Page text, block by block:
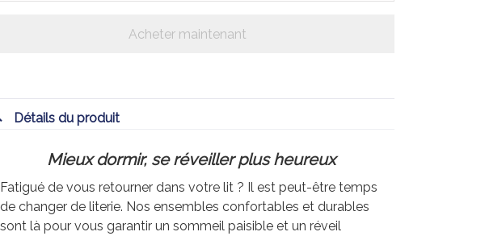
Acheter maintenant
Détails du produit
Mieux dormir, se réveiller plus heureux
Fatigué de vous retourner dans votre lit ? Il est peut-être temps
de changer de literie. Nos ensembles confortables et durables
sont là pour vous garantir un sommeil paisible et un réveil